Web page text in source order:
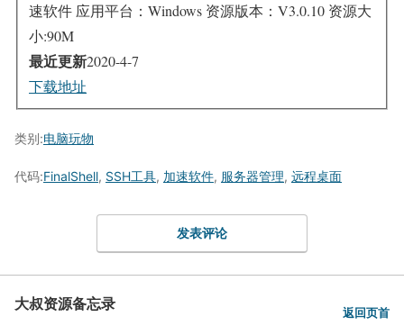
速软件 应用平台：Windows 资源版本：V3.0.10 资源大
小:90M
最近更新2020-4-7
下载地址
类别:电脑玩物
代码:FinalShell, SSH工具, 加速软件, 服务器管理, 远程桌面
发表评论
大叔资源备忘录 返回页首